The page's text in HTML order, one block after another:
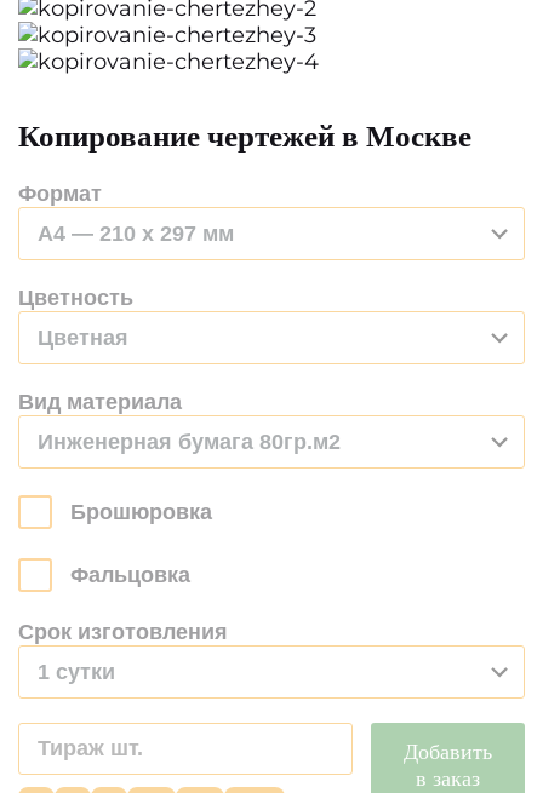
Копирование чертежей в Москве
Формат
A4 — 210 x 297 мм
Цветность
Цветная
Вид материала
Инженерная бумага 80гр.м2
Брошюровка
Фальцовка
Срок изготовления
1 сутки
Добавить
в заказ